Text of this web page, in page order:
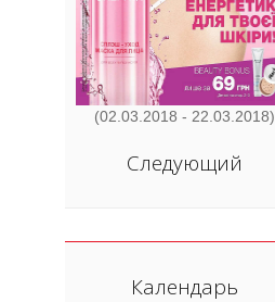
(02.03.2018 - 22.03.2018)
Следующий
Календарь